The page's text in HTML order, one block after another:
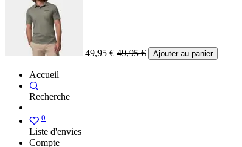
49,95 € 49,95€ Ajouter au panier
Accueil
Recherche
0
Liste d'envies
Compte